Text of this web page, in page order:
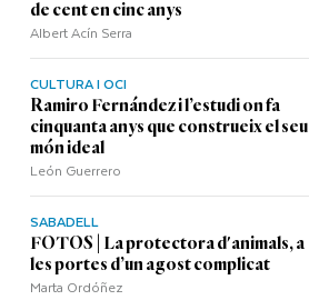
de cent en cinc anys
Albert Acín Serra
CULTURA I OCI
Ramiro Fernández i l’estudi on fa
cinquanta anys que construeix el seu
món ideal
León Guerrero
SABADELL
FOTOS | La protectora d'animals, a
les portes d’un agost complicat
Marta Ordóñez